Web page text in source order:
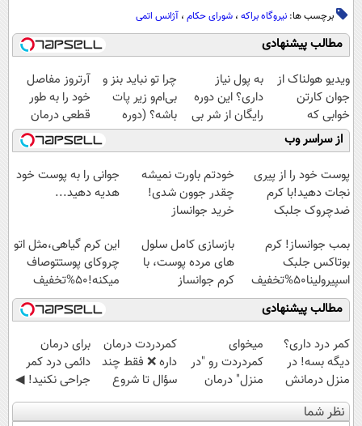
برچسب ها: نیروگاه براکه ، شورای حکام ، آژانس اتمی
مطالب پیشنهادی
ویدیو هولناک از
جوان کارتن
خوابی که
میلیاردر شد.
آموزش رایگان
به پول نیاز
داری؟ این دوره
رایگان از شر بی
پولی خلاصت
میکنه
چرا تو نباید بنز و
بی‌ام‌و زیر پات
باشه؟ (دوره
رایگان درآمد
میلیاردی)
آرتروز مفاصل
خود را به طور
قطعی درمان
کنید!
◗پرسش‌نامه◖
از سراسر وب
پوست خود را از پیری
نجات دهید!با کرم
ضدچروک جلبک
خودتم باورت نمیشه
چقدر جوون شدی!
خرید جوانساز
ویژه
جوانی را به پوست خود
هدیه دهید...
بمب جوانساز! کرم
بوتاکس جلبک
اسپیرولینا50%تخفیف
بازسازی کامل سلول
های مرده پوست، با
کرم جوانساز
جلبک(50% تخفیف)
این کرم گیاهی،مثل اتو
چروکای پوستتوصاف
میکنه!50%تخفیف
مطالب پیشنهادی
کمر درد داری؟
دیگه بسه! در
منزل درمانش
کن
(◀پرسش‌نامه)
میخوای
کمردردت رو "در
منزل" درمان
کنی؟ (◂فیلم +
‌کمردردت درمان
داره ❌ فقط چند
سؤال تا شروع
بهبودی فاصله‌
برای درمان
دائمی درد کمر
جراحی نکنید! ◀
پرسش‌نامه رو پر
نظر شما